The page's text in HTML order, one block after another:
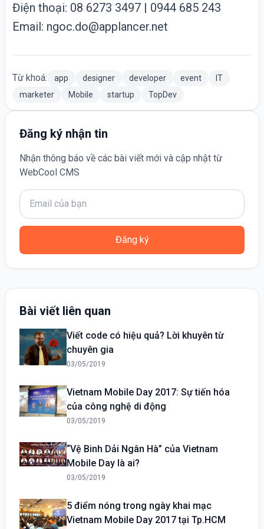
Điện thoại: 08 6273 3497 | 0944 685 243
Email: ngoc.do@applancer.net
Từ khoá: app designer developer event
IT
marketer
Mobile startup TopDev
Đăng ký nhận tin
Nhận thông báo về các bài viết mới và cập nhật từ
WebCool CMS
Đăng ký
Bài viết liên quan
Viết code có hiệu quả? Lời khuyên từ
chuyên gia
03/05/2019
Vietnam Mobile Day 2017: Sự tiến hóa
của công nghệ di động
03/05/2019
“Vệ Binh Dải Ngân Hà” của Vietnam
Mobile Day là ai?
03/05/2019
5 điểm nóng trong ngày khai mạc
Vietnam Mobile Day 2017 tại Tp.HCM